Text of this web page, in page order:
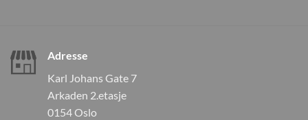
Adresse
Karl Johans Gate 7
Arkaden 2.etasje
0154 Oslo